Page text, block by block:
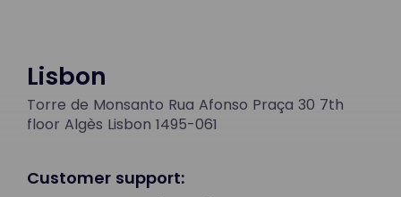
Lisbon
Torre de Monsanto Rua Afonso Praça 30 7th
floor Algès Lisbon 1495-061
Customer support: